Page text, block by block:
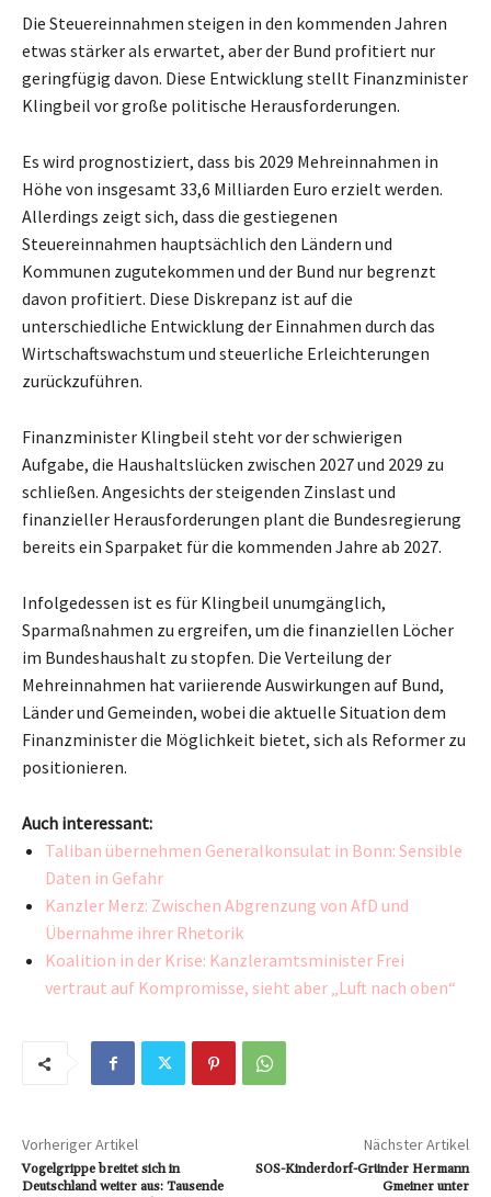
Die Steuereinnahmen steigen in den kommenden Jahren
etwas stärker als erwartet, aber der Bund profitiert nur
geringfügig davon. Diese Entwicklung stellt Finanzminister
Klingbeil vor große politische Herausforderungen.
Es wird prognostiziert, dass bis 2029 Mehreinnahmen in
Höhe von insgesamt 33,6 Milliarden Euro erzielt werden.
Allerdings zeigt sich, dass die gestiegenen
Steuereinnahmen hauptsächlich den Ländern und
Kommunen zugutekommen und der Bund nur begrenzt
davon profitiert. Diese Diskrepanz ist auf die
unterschiedliche Entwicklung der Einnahmen durch das
Wirtschaftswachstum und steuerliche Erleichterungen
zurückzuführen.
Finanzminister Klingbeil steht vor der schwierigen
Aufgabe, die Haushaltslücken zwischen 2027 und 2029 zu
schließen. Angesichts der steigenden Zinslast und
finanzieller Herausforderungen plant die Bundesregierung
bereits ein Sparpaket für die kommenden Jahre ab 2027.
Infolgedessen ist es für Klingbeil unumgänglich,
Sparmaßnahmen zu ergreifen, um die finanziellen Löcher
im Bundeshaushalt zu stopfen. Die Verteilung der
Mehreinnahmen hat variierende Auswirkungen auf Bund,
Länder und Gemeinden, wobei die aktuelle Situation dem
Finanzminister die Möglichkeit bietet, sich als Reformer zu
positionieren.
Auch interessant:
Taliban übernehmen Generalkonsulat in Bonn: Sensible
Daten in Gefahr
Kanzler Merz: Zwischen Abgrenzung von AfD und
Übernahme ihrer Rhetorik
Koalition in der Krise: Kanzleramtsminister Frei
vertraut auf Kompromisse, sieht aber „Luft nach oben“
Vorheriger Artikel
Vogelgrippe breitet sich in
Deutschland weiter aus: Tausende
Nächster Artikel
SOS-Kinderdorf-Gründer Hermann
Gmeiner unter